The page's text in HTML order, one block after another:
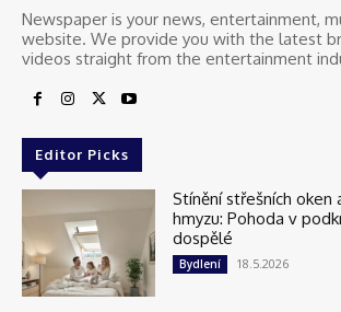
Newspaper is your news, entertainment,
website. We provide you with the latest
videos straight from the entertainment
Editor Picks
Stínění střešních oken
hmyzu: Pohoda v
dospělé
Bydlení 18.5.2026